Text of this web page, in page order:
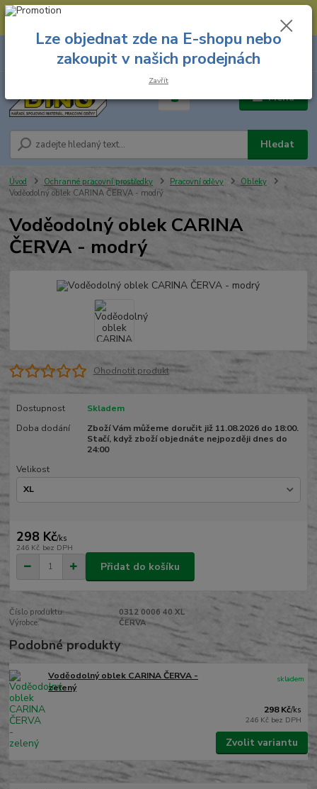
--- Spojovací materiál: 774 431 045 --- Prodejna nářadí: 731 449 423 --
Menu
Hledat
8.00 hod. - 16.00 hod.
za
Úvod Ochranné pracovní prostředky Pracovní oděvy
Obleky
Voděodolný oblek CARINA ČERVA - modrý
Voděodolný oblek CARINA
ČERVA - modrý
Ohodnotit produkt
Dostupnost
Skladem
Doba dodání
Zboží Vám můžeme doručit již 11.08.2026 do 18:00.
Stačí, když zboží objednáte nejpozději dnes do
24:00
Velikost
298 Kč/ks
246 Kč bez DPH
Přidat do košíku
Číslo produktu:
0312 0006 40 XL
Výrobce:
ČERVA
Podobné produkty
Voděodolný oblek CARINA ČERVA -
zelený
298 Kč/ks
246 Kč bez DPH
skladem
Zvolit variantu
Lze objednat zde na E-shopu nebo
zakoupit v našich prodejnách
Zavřít